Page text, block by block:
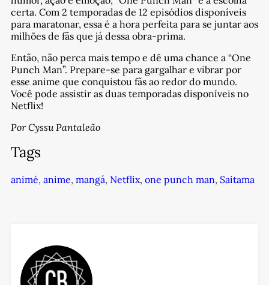
certa. Com 2 temporadas de 12 episódios disponíveis
para maratonar, essa é a hora perfeita para se juntar aos
milhões de fãs que já dessa obra-prima.
Então, não perca mais tempo e dê uma chance a “One
Punch Man”. Prepare-se para gargalhar e vibrar por
esse anime que conquistou fãs ao redor do mundo.
Você pode assistir as duas temporadas disponíveis no
Netflix!
Por Cyssu Pantaleão
Tags
animé, anime, mangá, Netflix, one punch man, Saitama